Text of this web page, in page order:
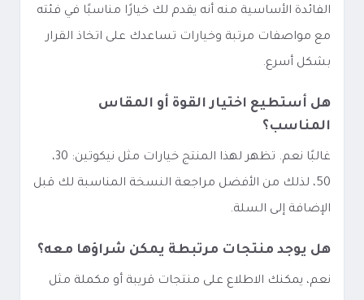
الفائدة الأساسية منه أنه يقدم لك خيارًا مناسبًا في فئته
مع مواصفات مرتبة وخيارات تساعدك على اتخاذ القرار
بشكل أسرع.
هل أستطيع اختيار القوة أو المقاس
المناسب؟
غالبًا نعم. تظهر لهذا المنتج خيارات مثل نيكوتين: 30،
50، لذلك من الأفضل مراجعة النسخة المناسبة لك قبل
الإضافة إلى السلة.
هل يوجد منتجات مرتبطة يمكن شراؤها معه؟
نعم، يمكنك الاطلاع على منتجات قريبة أو مكملة مثل